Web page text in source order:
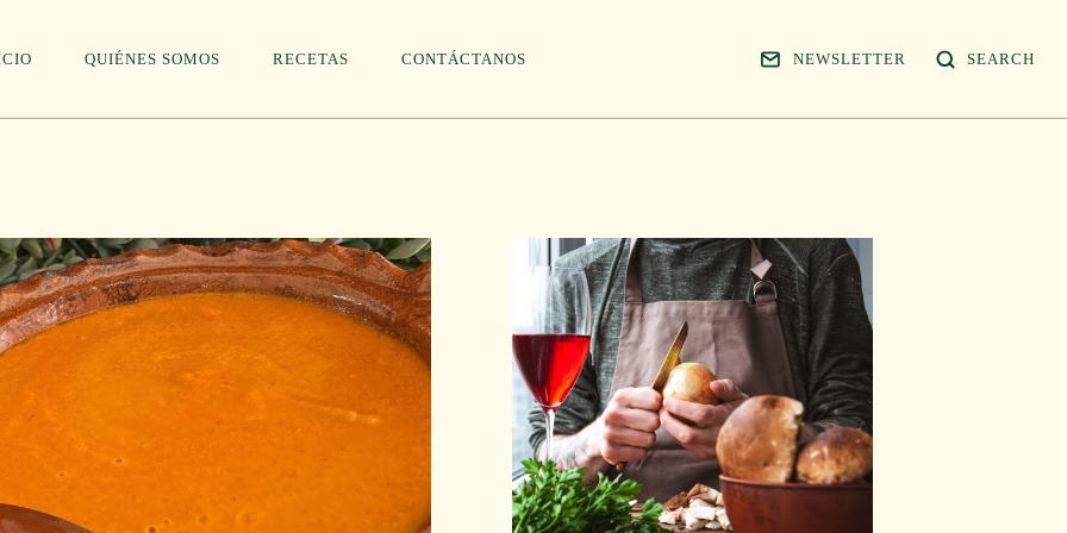
QUIÉNES SOMOS RECETAS CONTÁCTANOS NEWSLETTER SEARCH